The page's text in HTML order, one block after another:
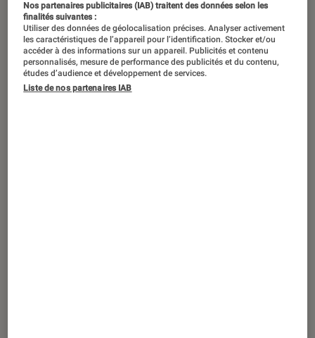
Sonic Racing : CrossWorlds : toutes les
infos sur le nouvel opus de la série
ACTU
Jeux vidéo • 29 juil. 2025
Nos partenaires publicitaires (IAB) traitent des données selon les
finalités suivantes :
Utiliser des données de géolocalisation précises. Analyser activement
les caractéristiques de l’appareil pour l’identification. Stocker et/ou
accéder à des informations sur un appareil. Publicités et contenu
personnalisés, mesure de performance des publicités et du contenu,
études d’audience et développement de services.
Liste de nos partenaires IAB